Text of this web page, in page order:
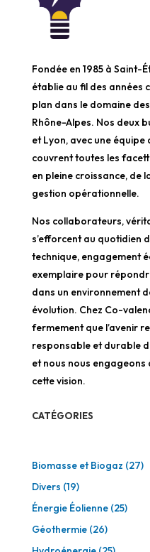
Fondée en 1985 à Saint-
établie au fil des années
plan dans le domaine
Rhône-Alpes. Nos deux
et Lyon, avec une
couvrent toutes les
en pleine croissance, de
gestion opérationnelle.
Nos collaborateurs,
s’efforcent au quotidien
technique, engagement
exemplaire pour
dans un environnement
évolution. Chez Co-
fermement que l’avenir
responsable et durable
et nous nous
cette vision.
CATÉGORIES
Biomasse et Biogaz (27)
Divers (19)
Énergie Éolienne(25)
Géothermie(26)